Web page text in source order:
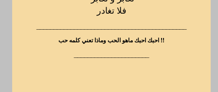
فلا تغادر
!! احبك احبك ماهو الحب وماذا تعني كلمه حب